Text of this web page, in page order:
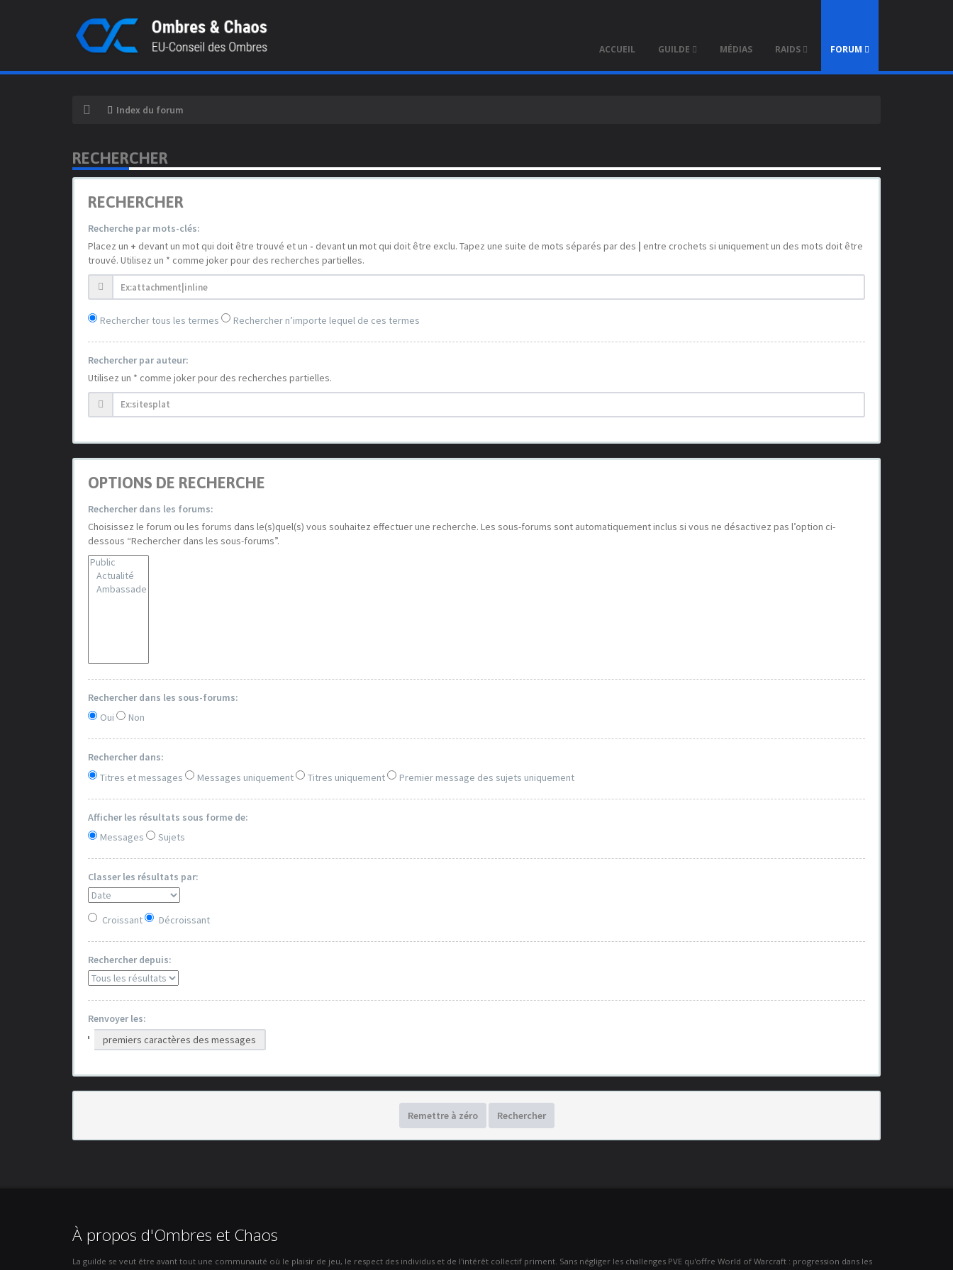
ACCUEIL GUILDE MÉDIAS RAIDS FORUM
Index du forum
RECHERCHER
RECHERCHER
Recherche par mots-clés:
Placez un + devant un mot qui doit être trouvé et un - devant un mot qui doit être exclu. Tapez une suite de mots séparés par des | entre crochets si uniquement un des mots doit être
trouvé. Utilisez un * comme joker pour des recherches partielles.
Rechercher tous les termes Rechercher n’importe lequel de ces termes
Rechercher par auteur:
Utilisez un * comme joker pour des recherches partielles.
OPTIONS DE RECHERCHE
Rechercher dans les forums:
Choisissez le forum ou les forums dans le(s)quel(s) vous souhaitez effectuer une recherche. Les sous-forums sont automatiquement inclus si vous ne désactivez pas l’option ci-
dessous “Rechercher dans les sous-forums”.
Rechercher dans les sous-forums:
Oui
Non
Rechercher dans:
Titres et messages
Messages uniquement Titres uniquement Premier message des sujets uniquement
Afficher les résultats sous forme de:
Messages
Sujets
Classer les résultats par:
Croissant Décroissant
Rechercher depuis:
Renvoyer les:
premiers caractères des messages
Remettre à zéro Rechercher
À propos d'Ombres et Chaos
La guilde se veut être avant tout une communauté où le plaisir de jeu, le respect des individus et de l'intérêt collectif priment. Sans négliger les challenges PVE qu'offre World of Warcraft : progression dans les